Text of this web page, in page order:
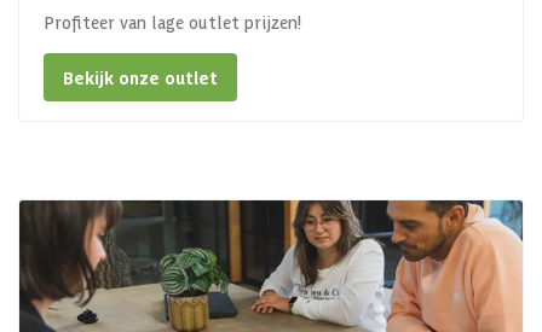
Profiteer van lage outlet prijzen!
Bekijk onze outlet